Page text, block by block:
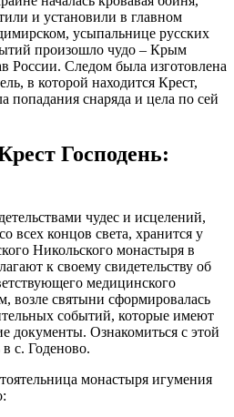
и установили в главном
усыпальнице русских
произошло чудо – Крым
России. Следом была изготовлена
в которой находится Крест,
попадания снаряда и цела по сей
Господень:
чудес и исцелений,
всех концов света, хранится у
Никольского монастыря в
к своему свидетельству об
медицинского
возле святыни сформировалась
событий, которые имеют
документы. Ознакомиться с этой
с. Годеново.
монастыря игумения